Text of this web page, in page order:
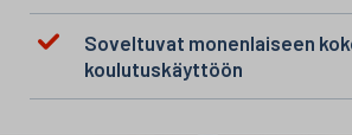
Soveltuvat monenlaiseen
koulutuskäyttöön